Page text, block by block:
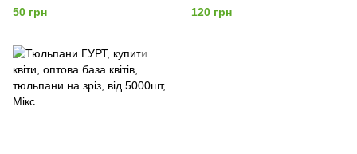
оптова база квітів, Мікс
50 грн
від 50шт, квіти оптом, база
квітів, Мікс
120 грн